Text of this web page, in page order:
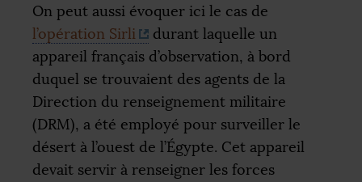
On peut aussi évoquer ici le cas de
l’opération Sirli
durant laquelle un
appareil français d’observation, à bord
duquel se trouvaient des agents de la
Direction du renseignement militaire
(DRM), a été employé pour surveiller le
désert à l’ouest de l’Égypte. Cet appareil
devait servir à renseigner les forces